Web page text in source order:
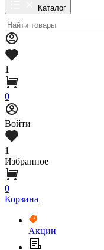
Каталог
1
0
Войти
1
Избранное
0
Корзина
Акции